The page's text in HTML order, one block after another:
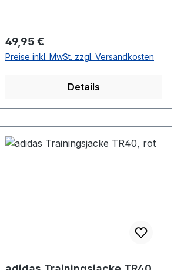
Regulärer Preis:
49,95 €
Preise inkl. MwSt. zzgl. Versandkosten
Details